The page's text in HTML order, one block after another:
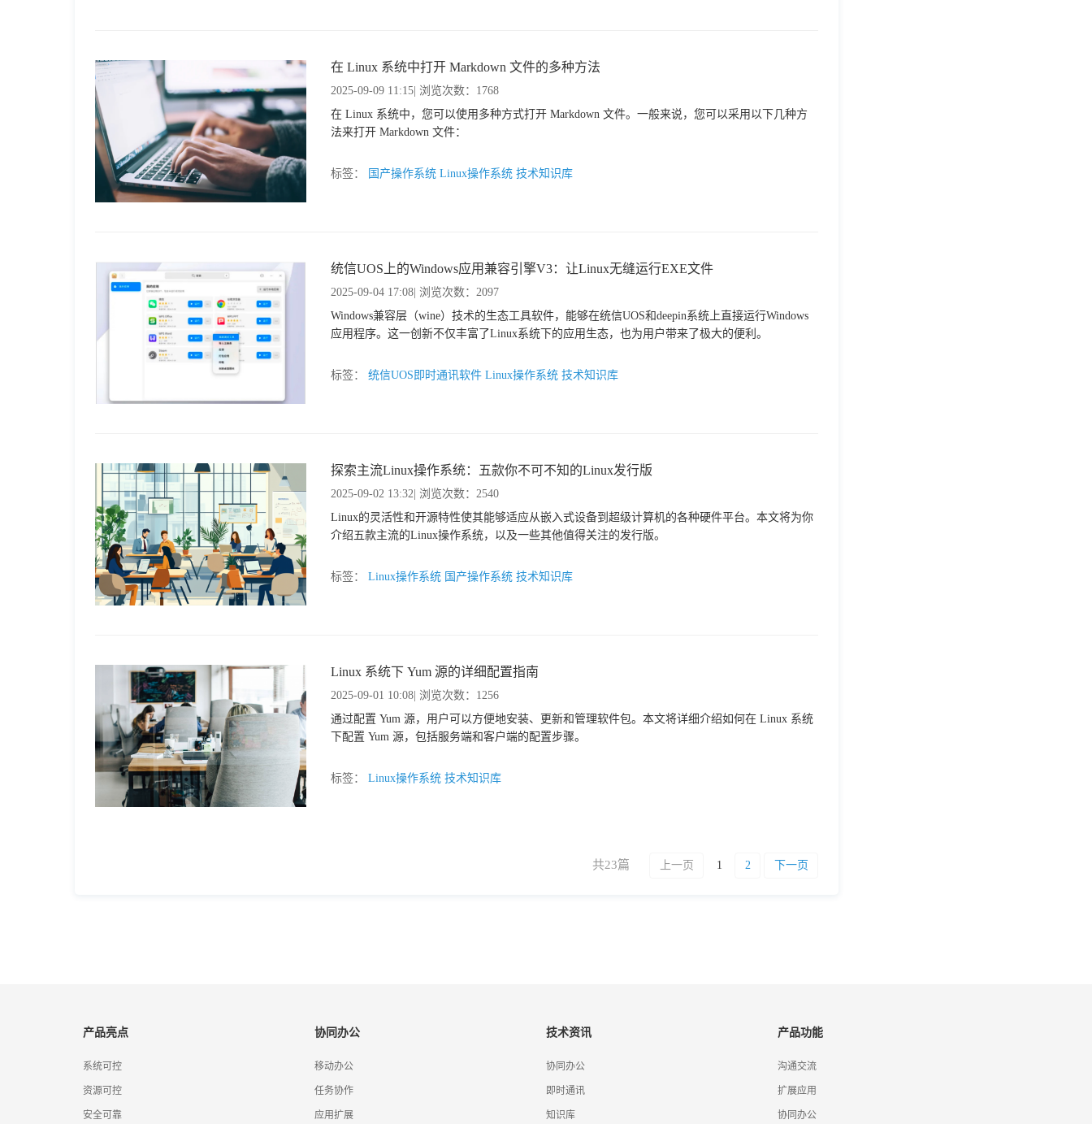
在 Linux 系统中打开 Markdown 文件的多种方法
2025-09-09 11:15 | 浏览次数：1768
在 Linux 系统中，您可以使用多种方式打开 Markdown 文件。一般来说，您可以采用以下几种方
法来打开 Markdown 文件：
标签： 国产操作系统 Linux操作系统 技术知识库
统信UOS上的Windows应用兼容引擎V3：让Linux无缝运行EXE文件
2025-09-04 17:08 | 浏览次数：2097
Windows兼容层（wine）技术的生态工具软件，能够在统信UOS和deepin系统上直接运行Windows
应用程序。这一创新不仅丰富了Linux系统下的应用生态，也为用户带来了极大的便利。
标签： 统信UOS即时通讯软件 Linux操作系统 技术知识库
探索主流Linux操作系统：五款你不可不知的Linux发行版
2025-09-02 13:32 | 浏览次数：2540
Linux的灵活性和开源特性使其能够适应从嵌入式设备到超级计算机的各种硬件平台。本文将为你
介绍五款主流的Linux操作系统，以及一些其他值得关注的发行版。
标签： Linux操作系统 国产操作系统 技术知识库
Linux 系统下 Yum 源的详细配置指南
2025-09-01 10:08 | 浏览次数：1256
通过配置 Yum 源，用户可以方便地安装、更新和管理软件包。本文将详细介绍如何在 Linux 系统
下配置 Yum 源，包括服务端和客户端的配置步骤。
标签： Linux操作系统 技术知识库
共23篇 上一页 1 2 下一页
产品亮点
系统可控
资源可控
安全可靠
协同办公
移动办公
任务协作
应用扩展
技术资讯
协同办公
即时通讯
知识库
产品功能
沟通交流
扩展应用
协同办公